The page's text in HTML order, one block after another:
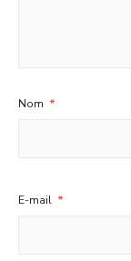
Nom *
E-mail *